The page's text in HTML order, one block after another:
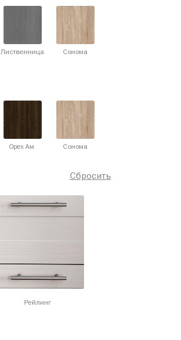
Лиственница Сонома
Орех Ам. Сонома
Сбросить
Рейлинг